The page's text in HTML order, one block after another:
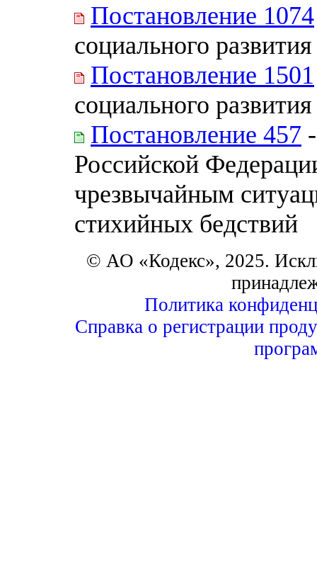
Постановление 1074
социального
Постановление 1501
социального
Постановление 457
Российской
чрезвычайным
стихийных бедствий
© АО «Кодекс», 2025.
Политика
Справка о регистрации